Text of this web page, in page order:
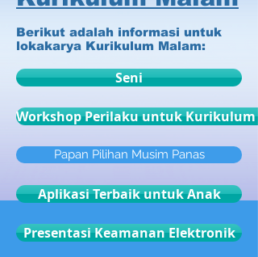
Berikut adalah informasi untuk
lokakarya Kurikulum Malam:
Seni
Workshop Perilaku untuk Kurikulum
Papan Pilihan Musim Panas
Aplikasi Terbaik untuk Anak
Presentasi Keamanan Elektronik